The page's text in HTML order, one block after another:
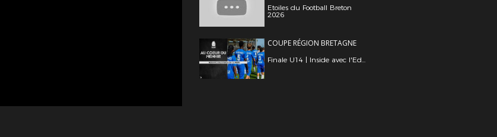
Etoiles du Football Breton
2026
COUPE RÉGION BRETAGNE
Finale U14 | Inside avec l'Ed...